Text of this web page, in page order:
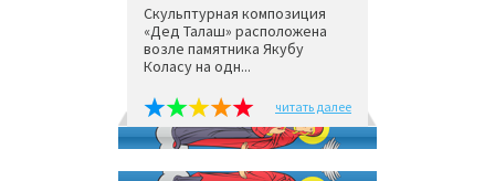
Скульптурная композиция
«Дед Талаш» расположена
возле памятника Якубу
Коласу на одн...
читать далее